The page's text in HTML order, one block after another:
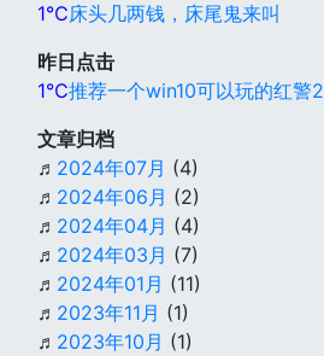
1℃床头几两钱，床尾鬼来叫
昨日点击
1℃推荐一个win10可以玩的红警2
文章归档
♬ 2024年07月 (4)
♬ 2024年06月 (2)
♬ 2024年04月 (4)
♬ 2024年03月 (7)
♬ 2024年01月 (11)
♬ 2023年11月 (1)
♬ 2023年10月 (1)